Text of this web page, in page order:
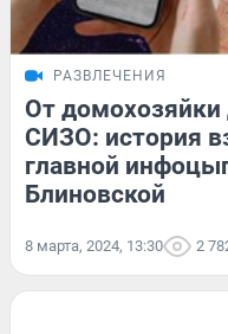
РАЗВЛЕЧЕНИЯ
От
СИЗО: история
главной
Блиновской
8 марта, 2024, 13:30 2